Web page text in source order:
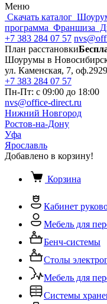
Меню
Скачать каталог
программа Франшиза
+7 383 284 07 57
План расстановки
Шоурумы в
ул. Каменская, 7,
+7 383 284 07 57
Пн-Пт: с 09:00 до 18:00
nvs@office-direct.ru
Нижний Новгород
Ростов-на-Дону
Уфа
Ярославль
Добавлено в корзину!
Корзина
Кабинет
Мебель для
Бенч-системы
Столы
Мебель для
Системы